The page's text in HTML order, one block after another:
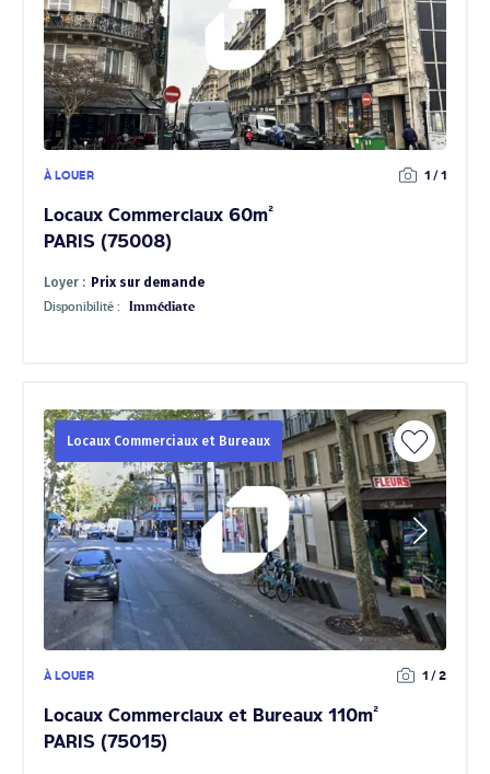
À LOUER 1 / 1
Locaux Commerciaux 60m²
PARIS (75008)
Loyer : Prix sur demande
Disponibilité : Immédiate
Locaux Commerciaux et Bureaux
À LOUER 1 / 2
Locaux Commerciaux et Bureaux 110m²
PARIS (75015)